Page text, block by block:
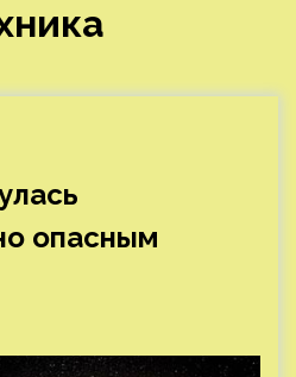
опасным